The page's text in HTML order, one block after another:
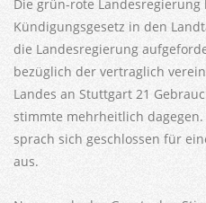
Die grün-rote Landesregierung
Kündigungsgesetz in den
die Landesregierung
bezüglich der vertraglich
Landes an Stuttgart 21
stimmte mehrheitlich
sprach sich geschlossen für
aus.